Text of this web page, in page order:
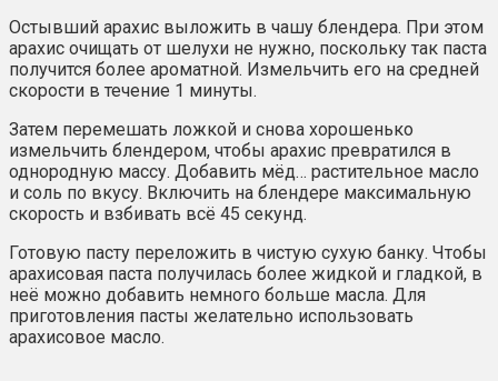
Остывший арахис выложить в чашу блендера. При этом
арахис очищать от шелухи не нужно, поскольку так паста
получится более ароматной. Измельчить его на средней
скорости в течение 1 минуты.
Затем перемешать ложкой и снова хорошенько
измельчить блендером, чтобы арахис превратился в
однородную массу. Добавить мёд… растительное масло
и соль по вкусу. Включить на блендере максимальную
скорость и взбивать всё 45 секунд.
Готовую пасту переложить в чистую сухую банку. Чтобы
арахисовая паста получилась более жидкой и гладкой, в
неё можно добавить немного больше масла. Для
приготовления пасты желательно использовать
арахисовое масло.